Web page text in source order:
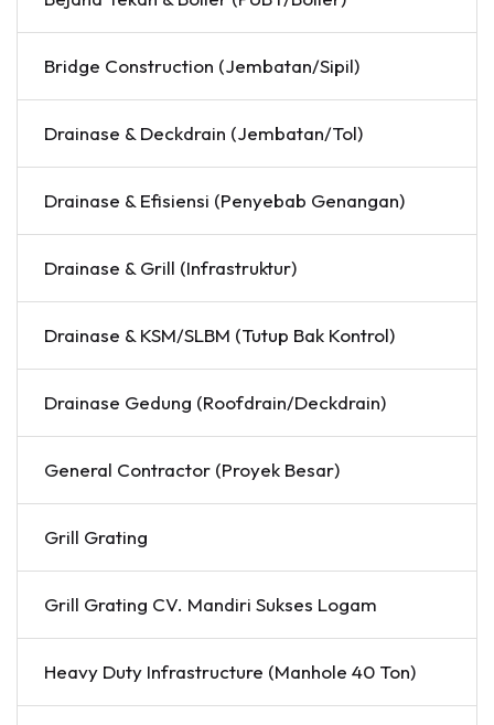
Bridge Construction (Jembatan/Sipil)
Drainase & Deckdrain (Jembatan/Tol)
Drainase & Efisiensi (Penyebab Genangan)
Drainase & Grill (Infrastruktur)
Drainase & KSM/SLBM (Tutup Bak Kontrol)
Drainase Gedung (Roofdrain/Deckdrain)
General Contractor (Proyek Besar)
Grill Grating
Grill Grating CV. Mandiri Sukses Logam
Heavy Duty Infrastructure (Manhole 40 Ton)